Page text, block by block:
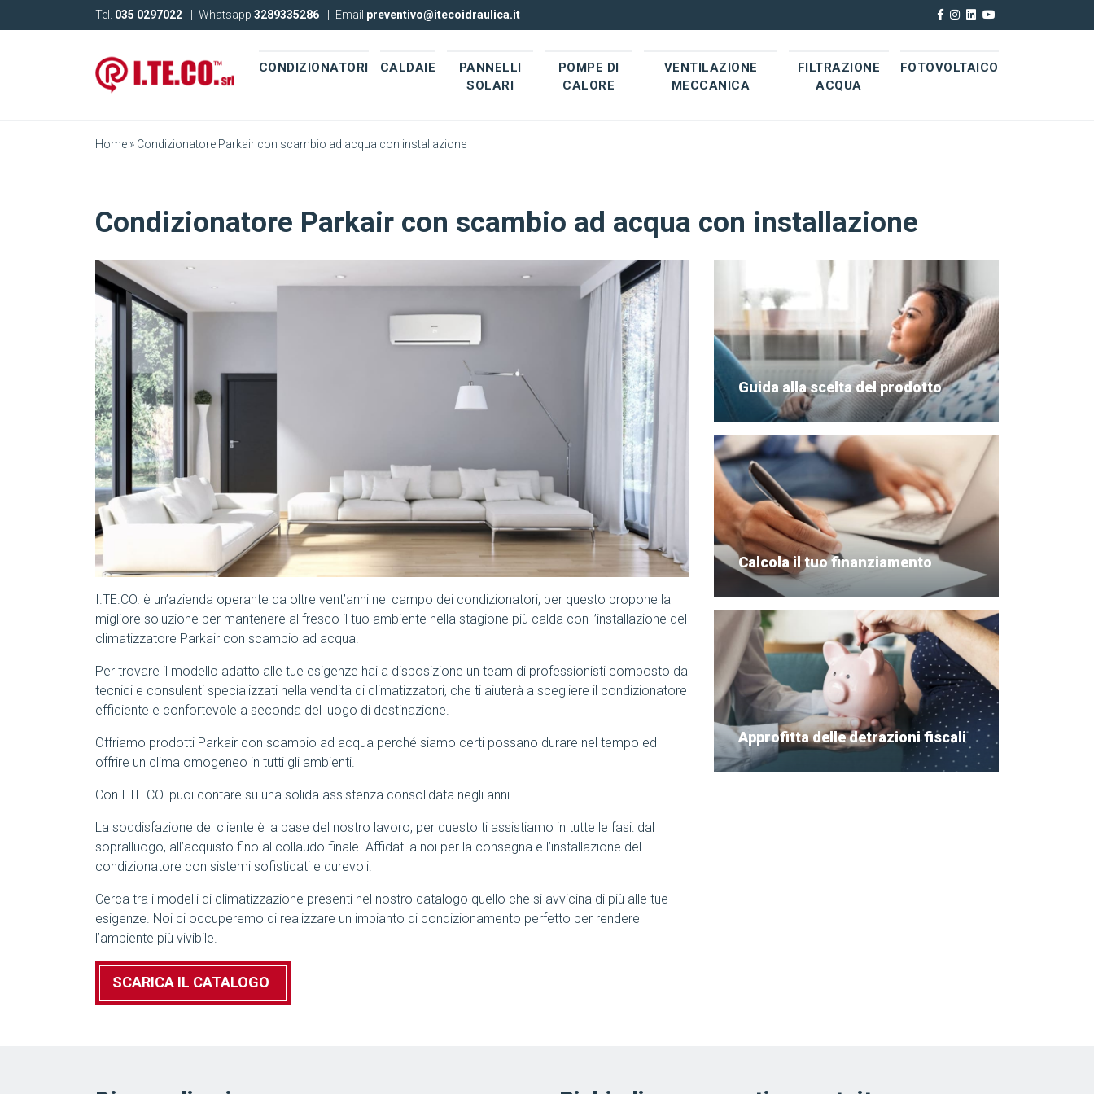
Tel. 035 0297022 Whatsapp 3289335286 Email preventivo@itecoidraulica.it
CONDIZIONATORI CALDAIE
PANNELLI
SOLARI
POMPE DI
CALORE
VENTILAZIONE
MECCANICA
FILTRAZIONE
ACQUA
FOTOVOLTAICO
Home » Condizionatore Parkair con scambio ad acqua con installazione
Condizionatore Parkair con scambio ad acqua con installazione
I.TE.CO. è un’azienda operante da oltre vent’anni nel campo dei condizionatori, per questo propone la
migliore soluzione per mantenere al fresco il tuo ambiente nella stagione più calda con l’installazione del
climatizzatore Parkair con scambio ad acqua.
Per trovare il modello adatto alle tue esigenze hai a disposizione un team di professionisti composto da
tecnici e consulenti specializzati nella vendita di climatizzatori, che ti aiuterà a scegliere il condizionatore
efficiente e confortevole a seconda del luogo di destinazione.
Offriamo prodotti Parkair con scambio ad acqua perché siamo certi possano durare nel tempo ed
offrire un clima omogeneo in tutti gli ambienti.
Con I.TE.CO. puoi contare su una solida assistenza consolidata negli anni.
La soddisfazione del cliente è la base del nostro lavoro, per questo ti assistiamo in tutte le fasi: dal
sopralluogo, all’acquisto fino al collaudo finale. Affidati a noi per la consegna e l’installazione del
condizionatore con sistemi sofisticati e durevoli.
Cerca tra i modelli di climatizzazione presenti nel nostro catalogo quello che si avvicina di più alle tue
esigenze. Noi ci occuperemo di realizzare un impianto di condizionamento perfetto per rendere
l’ambiente più vivibile.
SCARICA IL CATALOGO
Guida alla scelta del prodotto
Calcola il tuo finanziamento
Approfitta delle detrazioni fiscali